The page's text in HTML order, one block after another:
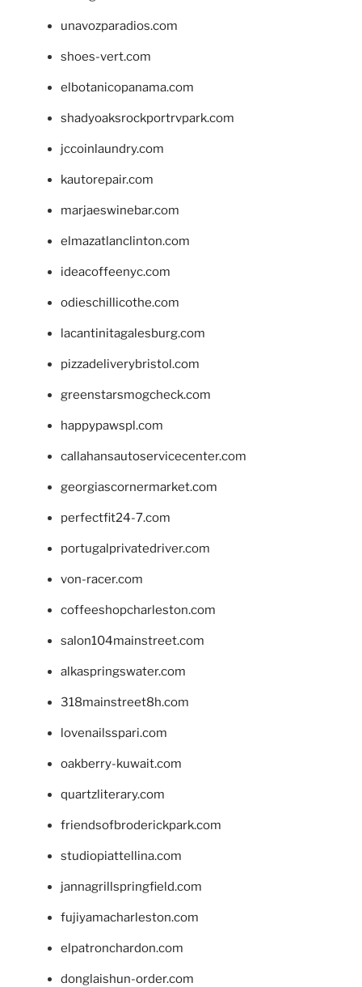
unavozparadios.com
shoes-vert.com
elbotanicopanama.com
shadyoaksrockportrvpark.com
jccoinlaundry.com
kautorepair.com
marjaeswinebar.com
elmazatlanclinton.com
ideacoffeenyc.com
odieschillicothe.com
lacantinitagalesburg.com
pizzadeliverybristol.com
greenstarsmogcheck.com
happypawspl.com
callahansautoservicecenter.com
georgiascornermarket.com
perfectfit24-7.com
portugalprivatedriver.com
von-racer.com
coffeeshopcharleston.com
salon104mainstreet.com
alkaspringswater.com
318mainstreet8h.com
lovenailsspari.com
oakberry-kuwait.com
quartzliterary.com
friendsofbroderickpark.com
studiopiattellina.com
jannagrillspringfield.com
fujiyamacharleston.com
elpatronchardon.com
donglaishun-order.com